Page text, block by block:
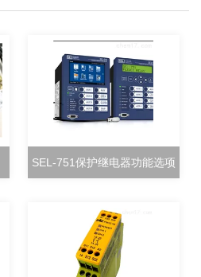
SEL-751保护继电器功能选项